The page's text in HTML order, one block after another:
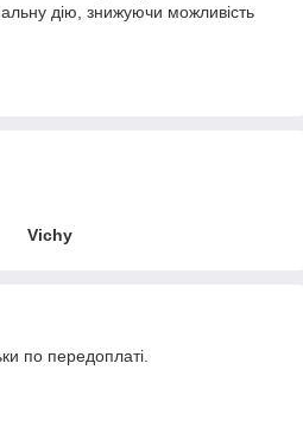
дію, знижуючи можливість
Vichy
по передоплаті.